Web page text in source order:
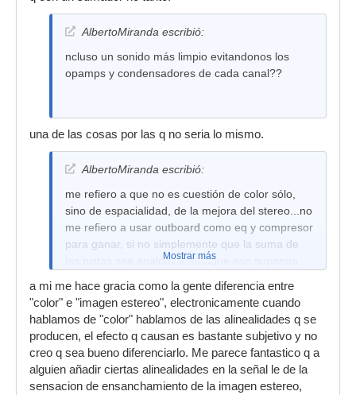
AlbertoMiranda escribió:
ncluso un sonido más limpio evitandonos los
opamps y condensadores de cada canal??
una de las cosas por las q no seria lo mismo.
AlbertoMiranda escribió:
me refiero a que no es cuestión de color sólo,
sino de espacialidad, de la mejora del stereo...no
me refiero a usar outboard como eq y compresor
para ganar, si no simplemente que la suma de
las pistas sea analógica, aunque eso suponga
makeup...
brujaman, yo hice una simple prueba sumando
en una behringer de mierda y el stereo era mejor
que el de nuendo...no hablo de la definición,
pero sí del stereo, del conjunto, los instrumentos
encajan mejor, es la impresión que me da.
Mostrar más
a mi me hace gracia como la gente diferencia entre
"color" e "imagen estereo", electronicamente cuando
hablamos de "color" hablamos de las alinealidades q se
producen, el efecto q causan es bastante subjetivo y no
creo q sea bueno diferenciarlo. Me parece fantastico q a
alguien añadir ciertas alinealidades en la señal le de la
sensacion de ensanchamiento de la imagen estereo,